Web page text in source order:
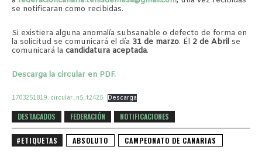
se notificaran como recibidas.
Si existiera alguna anomalía subsanable o defecto de forma en
la solicitud se comunicará el día 31 de marzo. Él 2 de Abril se
comunicará la candidatura aceptada.
Descarga la circular en PDF.
1703251819_circular_n5_t2425 Descarga
DESTACADOS FEDERACIÓN NOTIFICACIONES
#ETIQUETAS ABSOLUTO CAMPEONATO DE CANARIAS